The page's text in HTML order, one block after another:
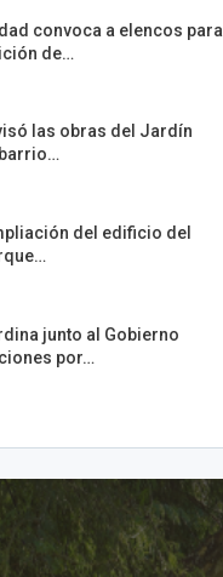
convoca a elencos para
de…
las obras del Jardín
del edificio del
junto al Gobierno
por…